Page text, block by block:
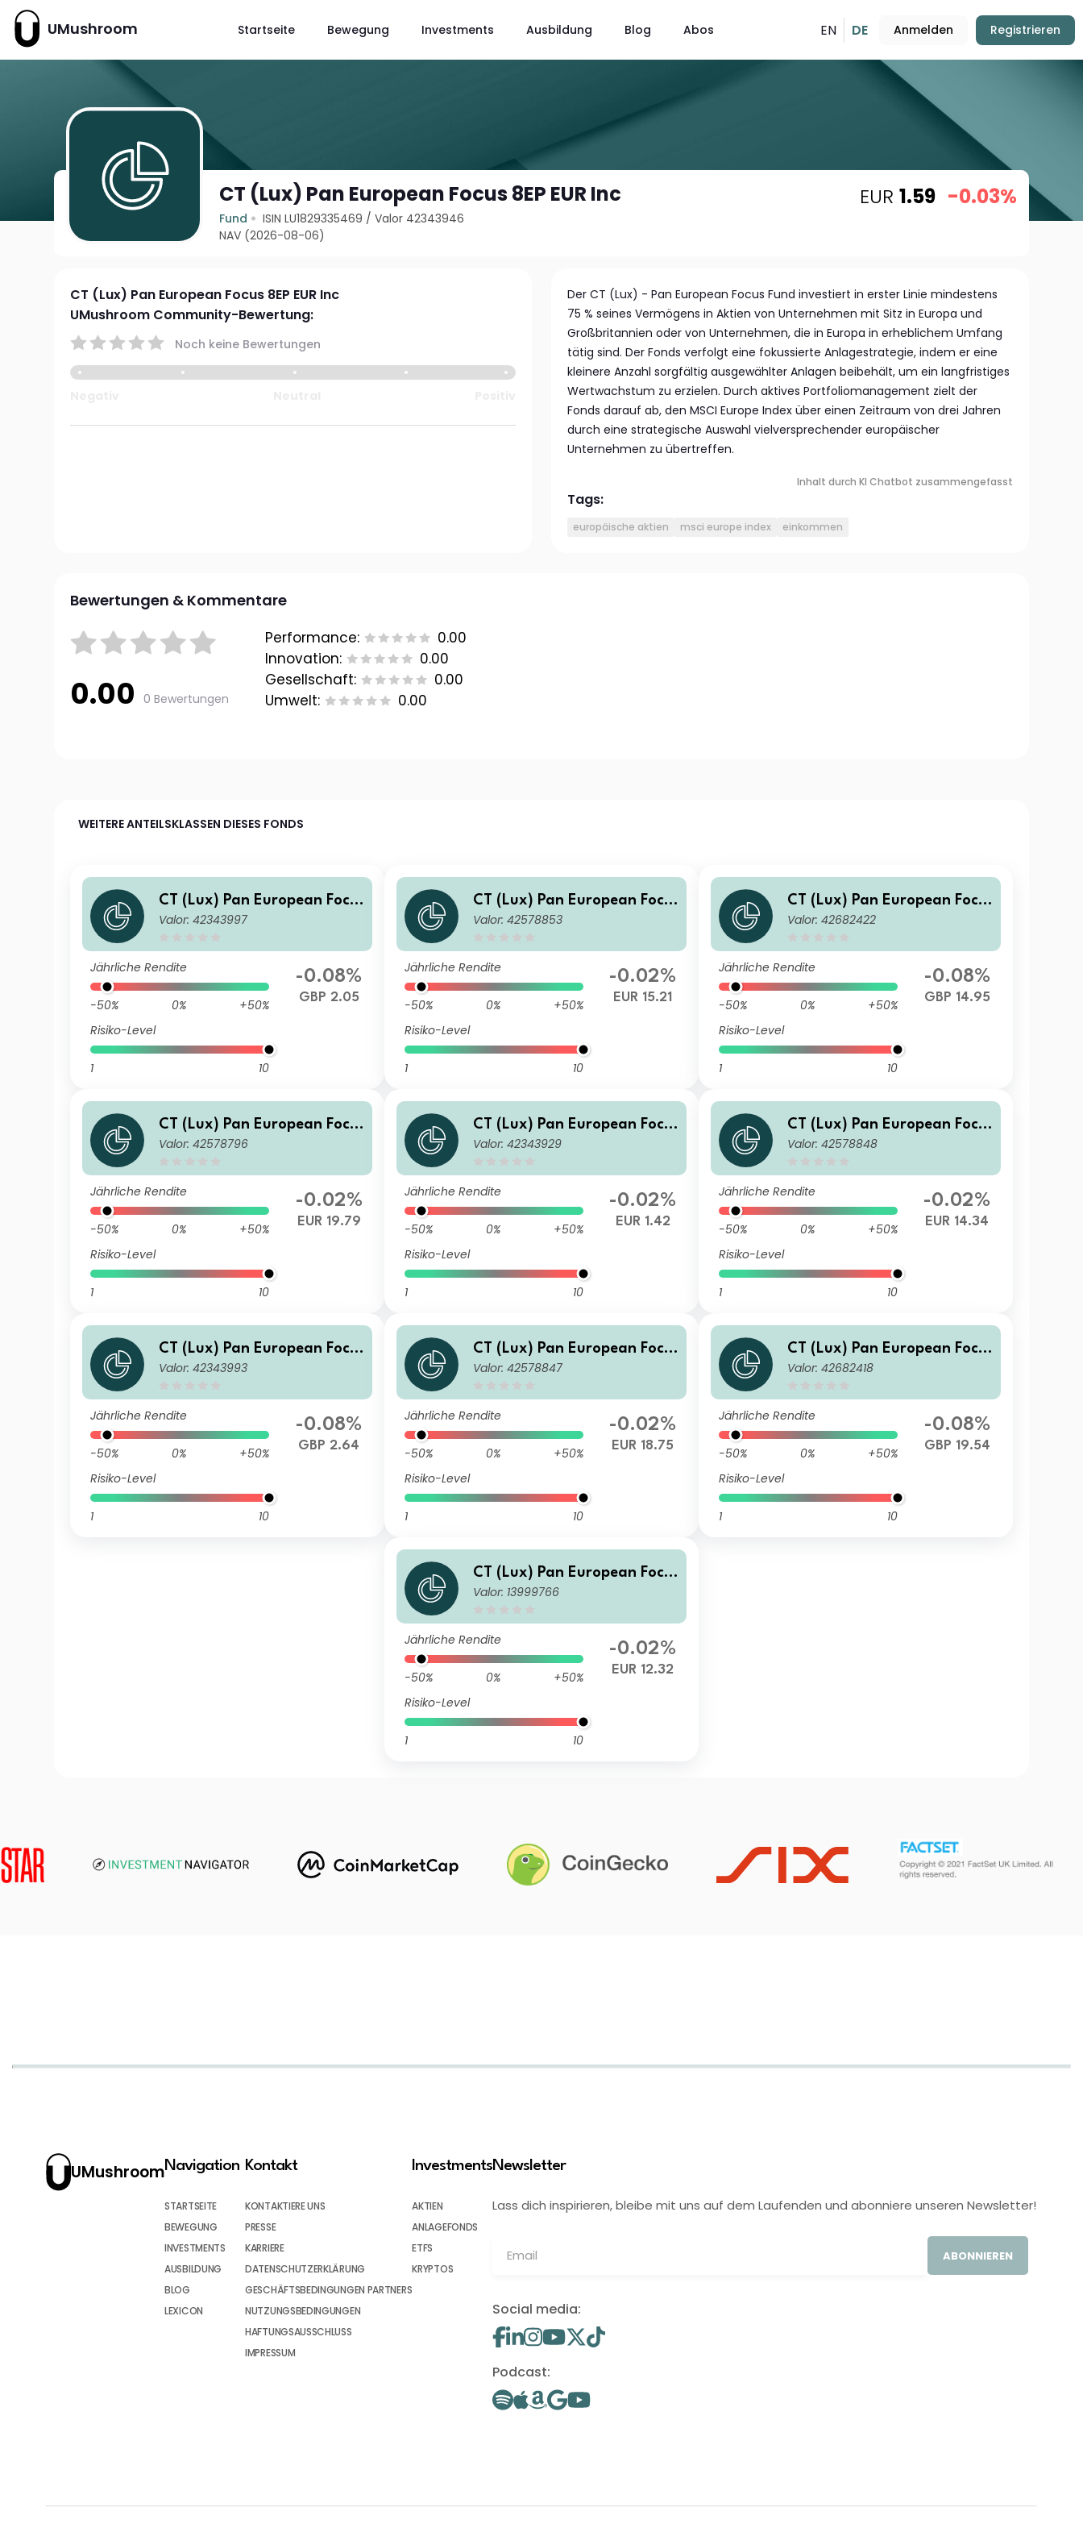
UMushroom Startseite Bewegung Investments Ausbildung Blog Abos EN DE Anmelden Registrieren
CT (Lux) Pan European Focus 8EP EUR Inc
Fund ISIN LU1829335469 /Valor 42343946
NAV (2026-08-06)
EUR 1.59 -0.03%
CT (Lux) Pan European Focus 8EP EUR Inc
UMushroom Community-Bewertung:
Noch keine Bewertungen
Der CT (Lux) - Pan European Focus Fund investiert in erster Linie mindestens
75 % seines Vermögens in Aktien von Unternehmen mit Sitz in Europa und
Großbritannien oder von Unternehmen, die in Europa in erheblichem Umfang
tätig sind. Der Fonds verfolgt eine fokussierte Anlagestrategie, indem er eine
kleinere Anzahl sorgfältig ausgewählter Anlagen beibehält, um ein langfristiges
Wertwachstum zu erzielen. Durch aktives Portfoliomanagement zielt der
Fonds darauf ab, den MSCI Europe Index über einen Zeitraum von drei Jahren
durch eine strategische Auswahl vielversprechender europäischer
Unternehmen zu übertreffen.
Inhalt durch KI Chatbot zusammengefasst
Tags:
europäische aktien msci europe index einkommen
Bewertungen & Kommentare
0.00 0 Bewertungen
Performance:
0.00
Innovation:
0.00
Gesellschaft:
0.00
Umwelt:
0.00
WEITERE ANTEILSKLASSEN DIESES FONDS
CT (Lux) Pan European Focu
s 3GP GBP Inc
Valor: 42343997
Jährliche Rendite
-50% 0%
+50%
Risiko-Level
1 10
-0.08%
GBP 2.05
CT (Lux) Pan European Focu
s ZEP EUR Inc
Valor: 42578853
Jährliche Rendite
-50% 0%
+50%
Risiko-Level
1 10
-0.02%
EUR 15.21
CT (Lux) Pan European Focu
s 9GP GBP Inc
Valor: 42682422
Jährliche Rendite
-50% 0%
+50%
Risiko-Level
1 10
-0.08%
GBP 14.95
CT (Lux) Pan European Focu
s 2E EUR Acc
Valor: 42578796
Jährliche Rendite
-50% 0%
+50%
Risiko-Level
1 10
-0.02%
EUR 19.79
CT (Lux) Pan European Focu
s 1EP EUR Inc
Valor: 42343929
Jährliche Rendite
-50% 0%
+50%
Risiko-Level
1 10
-0.02%
EUR 1.42
CT (Lux) Pan European Focu
s AEP EUR Inc
Valor: 42578848
Jährliche Rendite
-50% 0%
+50%
Risiko-Level
1 10
-0.02%
EUR 14.34
CT (Lux) Pan European Focu
s 3G GBP Acc
Valor: 42343993
Jährliche Rendite
-50% 0%
+50%
Risiko-Level
1 10
-0.08%
GBP 2.64
CT (Lux) Pan European Focu
s AE EUR Acc
Valor: 42578847
Jährliche Rendite
-50% 0%
+50%
Risiko-Level
1 10
-0.02%
EUR 18.75
CT (Lux) Pan European Focu
s 9G GBP Acc
Valor: 42682418
Jährliche Rendite
-50% 0%
+50%
Risiko-Level
1 10
-0.08%
GBP 19.54
CT (Lux) Pan European Focu
s ME EUR Acc
Valor: 13999766
Jährliche Rendite
-50% 0%
+50%
Risiko-Level
1 10
-0.02%
EUR 12.32
UMushroomNavigation
STARTSEITE
BEWEGUNG
INVESTMENTS
AUSBILDUNG
BLOG
LEXICON
Kontakt
KONTAKTIERE UNS
PRESSE
KARRIERE
DATENSCHUTZERKLÄRUNG
GESCHÄFTSBEDINGUNGEN PARTNERS
NUTZUNGSBEDINGUNGEN
HAFTUNGSAUSSCHLUSS
IMPRESSUM
Investments
AKTIEN
ANLAGEFONDS
ETFS
KRYPTOS
Newsletter
Lass dich inspirieren, bleibe mit uns auf dem Laufenden und abonniere unseren Newsletter!
ABONNIEREN
Social media:
Podcast: